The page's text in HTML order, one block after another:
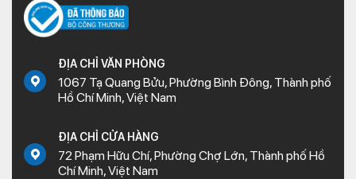
ĐỊA CHỈ VĂN PHÒNG
1067 Tạ Quang Bửu, Phường Bình Đông, Thành phố
Hồ Chí Minh, Việt Nam
ĐỊA CHỈ CỬA HÀNG
72 Phạm Hữu Chí, Phường Chợ Lớn, Thành phố Hồ
Chí Minh, Việt Nam